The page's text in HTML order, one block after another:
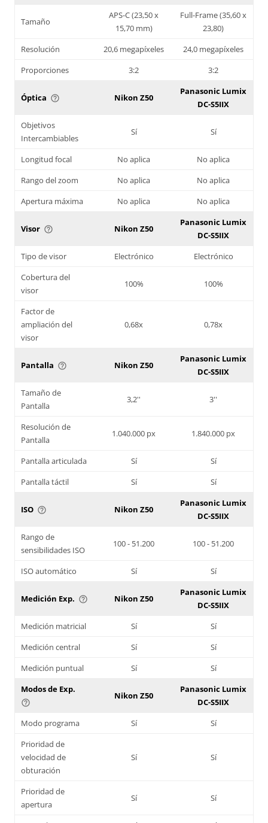
Tamaño
APS-C (23,50 x
15,70 mm)
Full-Frame (35,60 x
23,80)
Resolución
20,6 megapíxeles
24,0 megapíxeles
Proporciones
3:2 3:2
Óptica help_outline Nikon Z50
Panasonic Lumix
DC-S5IIX
Objetivos
Intercambiables
Sí Sí
Longitud focal No aplica
No aplica
Rango del zoom
No aplica
No aplica
Apertura máxima
No aplica No aplica
Visor help_outline Nikon Z50
Panasonic Lumix
DC-S5IIX
Tipo de visor
Electrónico
Electrónico
Cobertura del
visor
100% 100%
Factor de
ampliación del
visor
0,68x 0,78x
Pantalla help_outline Nikon Z50
Panasonic Lumix
DC-S5IIX
Tamaño de
Pantalla
3,2'' 3''
Resolución de
Pantalla
1.040.000 px 1.840.000 px
Pantalla articulada Sí
Sí
Pantalla táctil
Sí Sí
ISO help_outline Nikon Z50
Panasonic Lumix
DC-S5IIX
Rango de
sensibilidades ISO
100 - 51.200 100 - 51.200
ISO automático Sí Sí
Medición Exp. help_outline Nikon Z50
Panasonic Lumix
DC-S5IIX
Medición matricial
Sí
Sí
Medición central
Sí
Sí
Medición puntual
Sí
Sí
Modos de Exp.
help_outline
Nikon Z50
Panasonic Lumix
DC-S5IIX
Modo programa
Sí
Sí
Prioridad de
velocidad de
obturación
Sí Sí
Prioridad de
apertura
Sí Sí